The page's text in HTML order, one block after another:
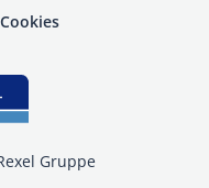
Cookies
Gruppe